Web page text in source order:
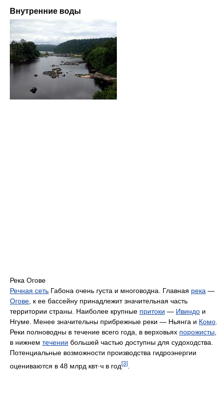
Внутренние воды
Река Огове
Речная сеть Габона очень густа и многоводна. Главная река —
Огове , к ее бассейну принадлежит значительная часть
территории страны. Наиболее крупные притоки — Ивиндо и
Нгуме. Менее значительны прибрежные реки — Ньянга и Комо
Реки полноводны в течение всего года, в верховьях порожисты
в нижнем течении большей частью доступны для судоходства.
Потенциальные возможности производства гидроэнергии
оцениваются в 48 млрд квт·ч в год[3]